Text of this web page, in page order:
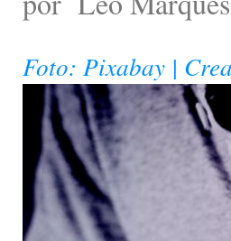
Foto: Pixabay |